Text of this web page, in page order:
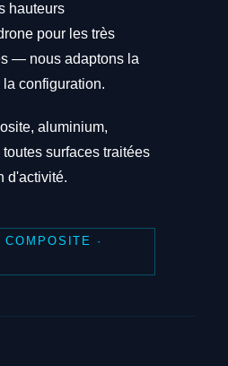
hauteurs
pour les très
— nous adaptons la
configuration.
aluminium,
surfaces traitées
d'activité.
·